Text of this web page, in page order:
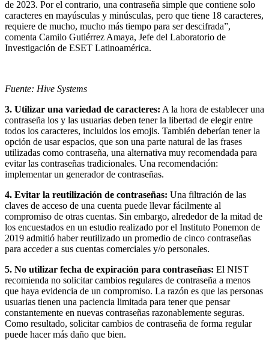
de 2023. Por el contrario, una contraseña simple que contiene solo
caracteres en mayúsculas y minúsculas, pero que tiene 18 caracteres,
requiere de mucho, mucho más tiempo para ser descifrada”,
comenta Camilo Gutiérrez Amaya, Jefe del Laboratorio de
Investigación de ESET Latinoamérica.
Fuente: Hive Systems
3. Utilizar una variedad de caracteres: A la hora de establecer una
contraseña los y las usuarias deben tener la libertad de elegir entre
todos los caracteres, incluidos los emojis. También deberían tener la
opción de usar espacios, que son una parte natural de las frases
utilizadas como contraseña, una alternativa muy recomendada para
evitar las contraseñas tradicionales. Una recomendación:
implementar un generador de contraseñas.
4. Evitar la reutilización de contraseñas: Una filtración de las
claves de acceso de una cuenta puede llevar fácilmente al
compromiso de otras cuentas. Sin embargo, alrededor de la mitad de
los encuestados en un estudio realizado por el Instituto Ponemon de
2019 admitió haber reutilizado un promedio de cinco contraseñas
para acceder a sus cuentas comerciales y/o personales.
5. No utilizar fecha de expiración para contraseñas: El NIST
recomienda no solicitar cambios regulares de contraseña a menos
que haya evidencia de un compromiso. La razón es que las personas
usuarias tienen una paciencia limitada para tener que pensar
constantemente en nuevas contraseñas razonablemente seguras.
Como resultado, solicitar cambios de contraseña de forma regular
puede hacer más daño que bien.